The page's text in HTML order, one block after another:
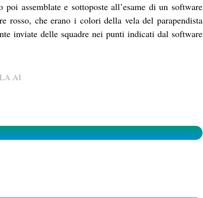
assemblate e sottoposte all’esame di un software
rosso, che erano i colori della vela del parapendista
inviate delle squadre nei punti indicati dal software
AI